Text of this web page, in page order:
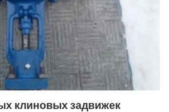
клиновых задвижек